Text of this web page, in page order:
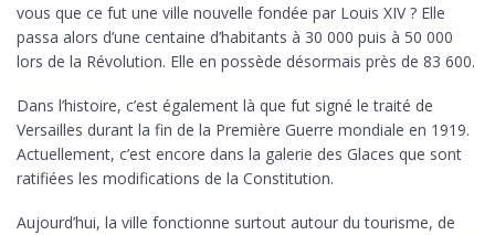
vous que ce fut une ville nouvelle fondée par Louis XIV ? Elle
passa alors d’une centaine d’habitants à 30 000 puis à 50 000
lors de la Révolution. Elle en possède désormais près de 83 600.
Dans l’histoire, c’est également là que fut signé le traité de
Versailles durant la fin de la Première Guerre mondiale en 1919.
Actuellement, c’est encore dans la galerie des Glaces que sont
ratifiées les modifications de la Constitution.
Aujourd’hui, la ville fonctionne surtout autour du tourisme, de